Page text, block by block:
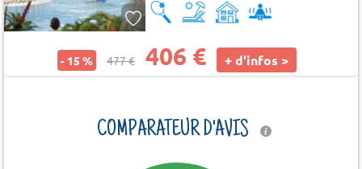
- 15 % 477 € 406 € + d'infos >
COMPARATEUR D'AVIS